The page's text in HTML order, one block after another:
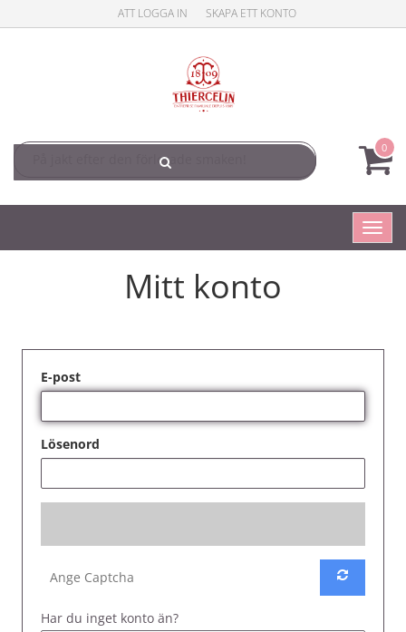
ATT LOGGA IN SKAPA ETT KONTO
0
Mitt konto
E-post
Lösenord
Har du inget konto än?